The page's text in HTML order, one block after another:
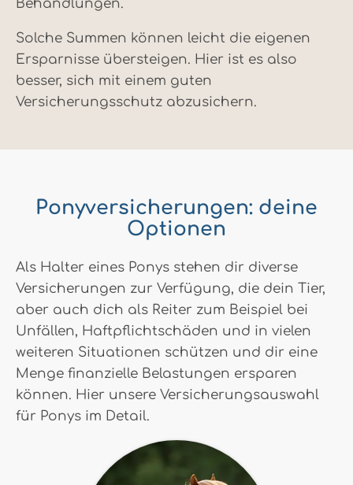
Behandlungen.
Solche Summen können leicht die eigenen
Ersparnisse übersteigen. Hier ist es also
besser, sich mit einem guten
Versicherungsschutz abzusichern.
Ponyversicherungen: deine
Optionen
Als Halter eines Ponys stehen dir diverse
Versicherungen zur Verfügung, die dein Tier,
aber auch dich als Reiter zum Beispiel bei
Unfällen, Haftpflichtschäden und in vielen
weiteren Situationen schützen und dir eine
Menge finanzielle Belastungen ersparen
können. Hier unsere Versicherungsauswahl
für Ponys im Detail.